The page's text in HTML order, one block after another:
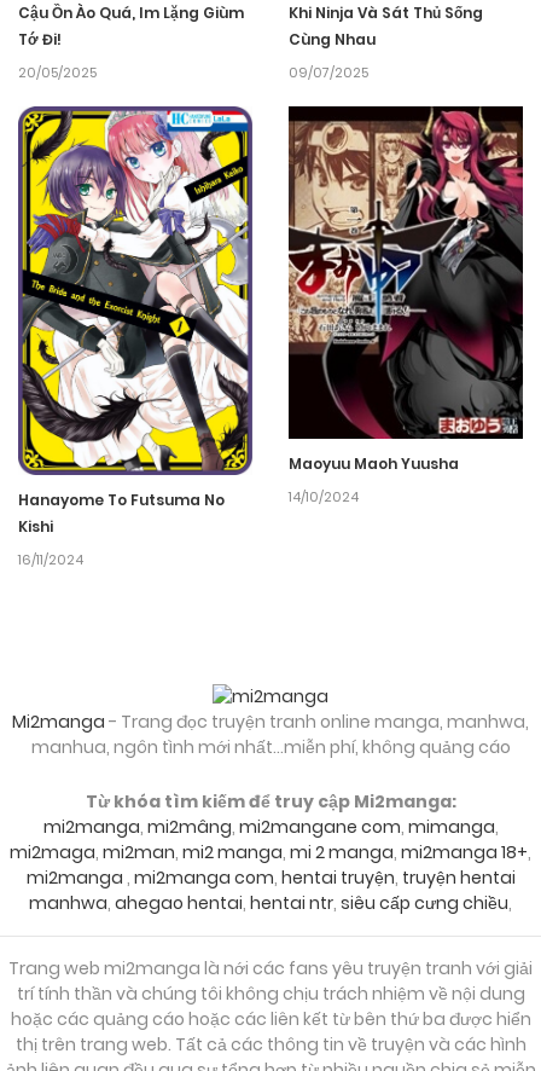
Cậu Ồn Ào Quá, Im Lặng Giùm
Tớ Đi!
20/05/2025
Khi Ninja Và Sát Thủ Sống
Cùng Nhau
09/07/2025
Hanayome To Futsuma No
Kishi
16/11/2024
Maoyuu Maoh Yuusha
14/10/2024
Mi2manga - Trang đọc truyện tranh online manga, manhwa,
manhua, ngôn tình mới nhất...miễn phí, không quảng cáo
Từ khóa tìm kiếm để truy cập Mi2manga:
mi2manga, mi2mâng, mi2mangane com, mimanga,
mi2maga, mi2man, mi2 manga, mi 2 manga, mi2manga 18+,
mi2manga , mi2manga com, hentai truyện, truyện hentai
manhwa, ahegao hentai, hentai ntr, siêu cấp cưng chiều,
Trang web mi2manga là nới các fans yêu truyện tranh với giải
trí tính thần và chúng tôi không chịu trách nhiệm về nội dung
hoặc các quảng cáo hoặc các liên kết từ bên thứ ba được hiển
thị trên trang web. Tất cả các thông tin về truyện và các hình